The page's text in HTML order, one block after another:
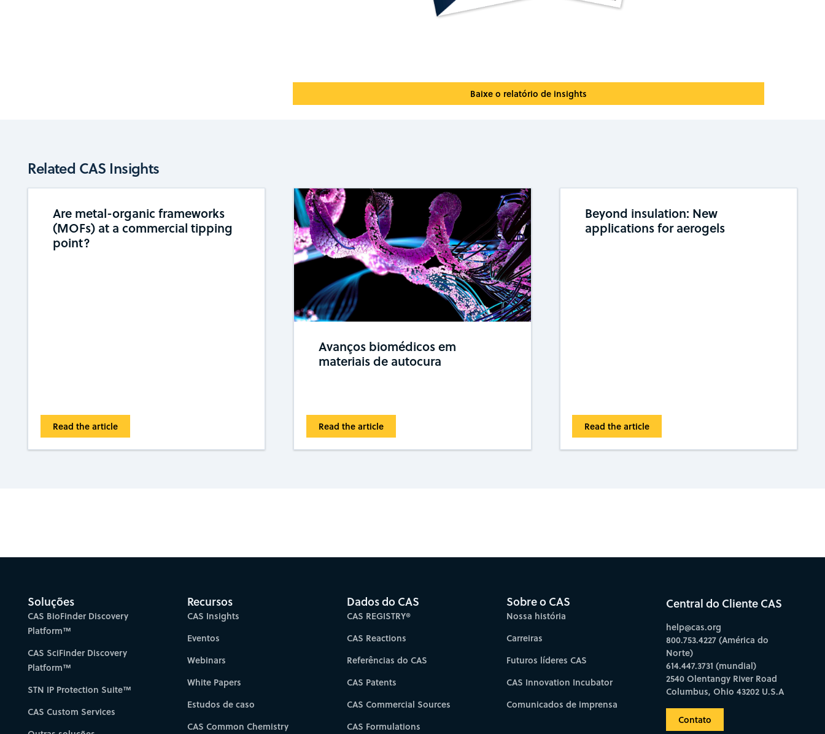
Baixe o relatório de insights
Related CAS Insights
Are metal-organic frameworks
(MOFs) at a commercial tipping ​​
point?
Read the article
Avanços biomédicos em
materiais de autocura
Read the article
Beyond insulation: New
applications for aerogels
Read the article
Soluções
CAS BioFinder Discovery
Platform™
CAS SciFinder Discovery
Platform™
STN IP Protection Suite™
CAS Custom Services
Recursos
CAS Insights
Eventos
Webinars
White Papers
Estudos de caso
CAS Common Chemistry
Dados do CAS
CAS REGISTRY®
CAS Reactions
Referências do CAS
CAS Patents
CAS Commercial Sources
CAS Formulations
Sobre o CAS
Nossa história
Carreiras
Futuros líderes CAS
CAS Innovation Incubator
Comunicados de imprensa
Central do Cliente CAS
help@cas.org
800.753.4227 (América do
Norte)
614.447.3731 (mundial)
2540 Olentangy River Road
Columbus, Ohio 43202 U.S.A
Contato